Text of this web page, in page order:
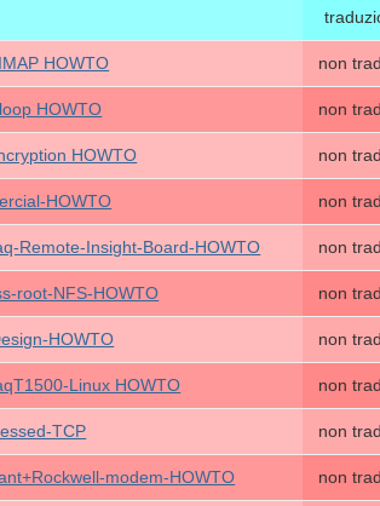
HOWTO non
HOWTO non
HOWTO non
HOWTO non
Remote-Insight-Board-HOWTO non
root-NFS-HOWTO non
HOWTO non
Linux HOWTO non
TCP non
modem-HOWTO non